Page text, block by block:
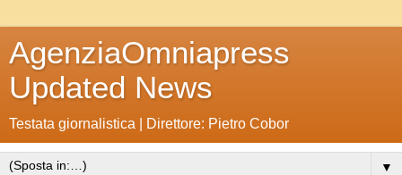
AgenziaOmniapress
Updated News
Testata giornalistica | Direttore: Pietro Cobor
▼